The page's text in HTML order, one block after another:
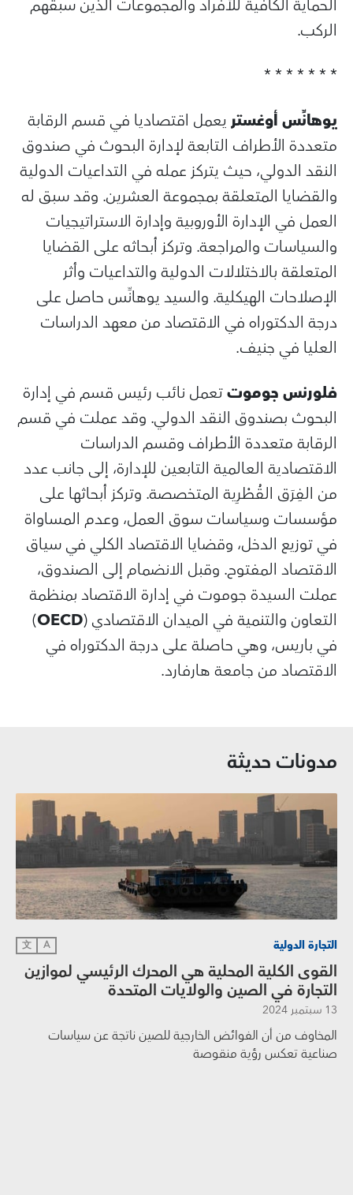
الحماية الكافية للأفراد والمجموعات الذين سبقهم
الركب.
* * * * * * *
يوهانِّس أوغستريعمل اقتصاديا في قسم الرقابة
متعددة الأطراف التابعة لإدارة البحوث في صندوق
النقد الدولي، حيث يتركز عمله في التداعيات الدولية
والقضايا المتعلقة بمجموعة العشرين. وقد سبق له
العمل في الإدارة الأوروبية وإدارة الاستراتيجيات
والسياسات والمراجعة. وتركز أبحاثه على القضايا
المتعلقة بالاختلالات الدولية والتداعيات وأثر
الإصلاحات الهيكلية. والسيد يوهانِّس حاصل على
درجة الدكتوراه في الاقتصاد من معهد الدراسات
العليا في جنيف.
فلورنس جوموتتعمل نائب رئيس قسم في إدارة
البحوث بصندوق النقد الدولي. وقد عملت في قسم
الرقابة متعددة الأطراف وقسم الدراسات
الاقتصادية العالمية التابعين للإدارة، إلى جانب عدد
من الفِرَق القُطْرِية المتخصصة. وتركز أبحاثها على
مؤسسات وسياسات سوق العمل، وعدم المساواة
في توزيع الدخل، وقضايا الاقتصاد الكلي في سياق
الاقتصاد المفتوح. وقبل الانضمام إلى الصندوق،
عملت السيدة جوموت في إدارة الاقتصاد بمنظمة
التعاون والتنمية في الميدان الاقتصادي (OECD
)
في باريس، وهي حاصلة على درجة الدكتوراه في
الاقتصاد من جامعة هارفارد.
مدونات حديثة
التجارة الدولية A
文
القوى الكلية المحلية هي المحرك الرئيسي لموازين
التجارة في الصين والولايات المتحدة
13 سبتمبر 2024
المخاوف من أن الفوائض الخارجية للصين ناتجة عن سياسات
صناعية تعكس رؤية منقوصة